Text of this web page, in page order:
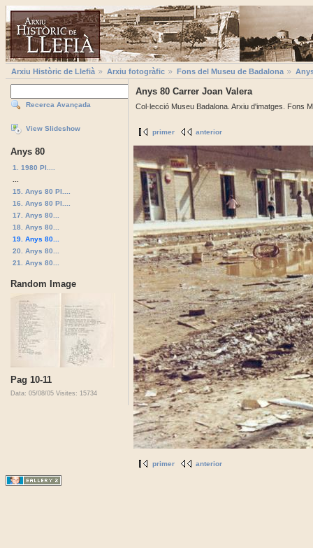
Arxiu Històric de Llefià Arxiu fotogràfic Fons del Museu de Badalona
Recerca Avançada
View Slideshow
Anys 80
1. 1980 Pl....
15. Anys 80 Pl....
16. Anys 80 Pl....
17. Anys 80...
18. Anys 80...
19. Anys 80...
20. Anys 80...
21. Anys 80...
Random Image
Pag 10-11
Data: 05/08/05 Visites: 15734
Anys 80 Carrer Joan Valera
Col·lecció Museu Badalona. Arxiu d'imatges. Fons
primer anterior
primer anterior